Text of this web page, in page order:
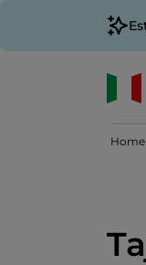
Home